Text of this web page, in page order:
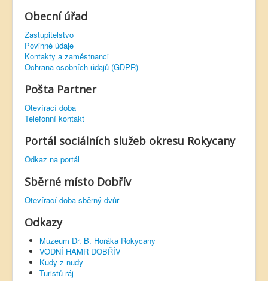
Obecní úřad
Zastupitelstvo
Povinné údaje
Kontakty a zaměstnanci
Ochrana osobních údajů (GDPR)
Pošta Partner
Otevírací doba
Telefonní kontakt
Portál sociálních služeb okresu Rokycany
Odkaz na portál
Sběrné místo Dobřív
Otevírací doba sběrný dvůr
Odkazy
Muzeum Dr. B. Horáka Rokycany
VODNÍ HAMR DOBŘÍV
Kudy z nudy
Turistů ráj